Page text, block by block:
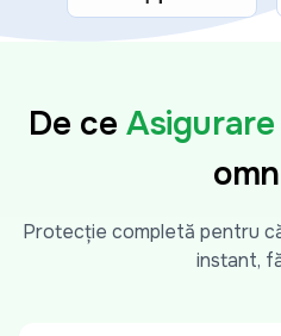
De ce
Protecție completă pentru
instant,